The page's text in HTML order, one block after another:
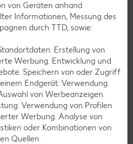
von Geräten anhand
Informationen, Messung des
durch TTD, sowie:
Erstellung von
Werbung. Entwicklung und
Speichern von oder Zugriff
Endgerät. Verwendung
von Werbeanzeigen.
Verwendung von Profilen
Werbung. Analyse von
oder Kombinationen von
Quellen.